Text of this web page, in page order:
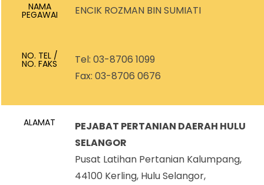
NAMA
PEGAWAI ENCIK ROZMAN BIN SUMIATI
NO. TEL /
NO. FAKS
Tel: 03-8706 1099
Fax: 03-8706 0676
ALAMAT
PEJABAT PERTANIAN DAERAH HULU
SELANGOR
Pusat Latihan Pertanian Kalumpang,
44100 Kerling, Hulu Selangor,